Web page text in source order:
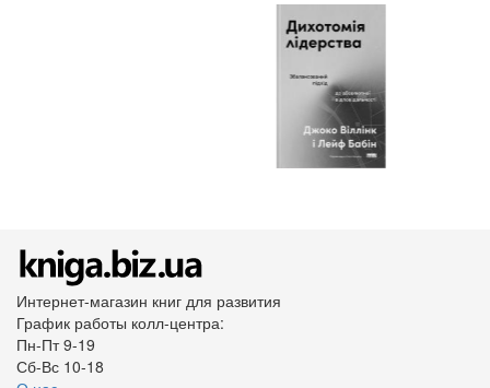
Интернет-магазин книг для развития
График работы колл-центра:
Пн-Пт 9-19
Сб-Вс 10-18